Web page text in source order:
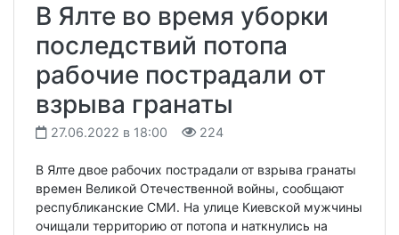
В Ялте во время уборки
последствий потопа
рабочие пострадали от
взрыва гранаты
27.06.2022 в 18:00 224
В Ялте двое рабочих пострадали от взрыва гранаты
времен Великой Отечественной войны, сообщают
республиканские СМИ. На улице Киевской мужчины
очищали территорию от потопа и наткнулись на